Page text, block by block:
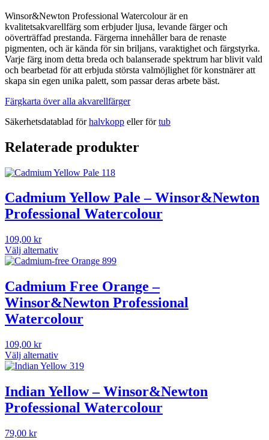
Winsor&Newton Professional Watercolour är en
kvalitetsakvarellfärg som erbjuder ljusa, levande färger och
oöverträffad prestanda. Färgerna innehåller bara de renaste
pigmenten, och är kända för sin briljans, varaktighet och färgstyrka.
Varje färg inom detta breda och balanserade spektrum har blivit vald
och bearbetad för att erbjuda största valmöjlighet för konstnärer att
skapa sin egen unika palett, som passar deras arbete bäst.
Färgkarta över alla akvarellfärger
Säkerhetsdatablad förhalvkopp eller förtub
Relaterade produkter
Cadmium Yellow Pale – Winsor&Newton
Professional Watercolour
109,00 kr
Välj alternativ
Den
produkten
har
flera
varianter.
De
alternativen
kan
väljas
produktsidan
Cadmium Free Orange –
Winsor&Newton Professional
Watercolour
109,00 kr
Välj alternativ
Den
produkten
har
flera
De
Indian Yellow – Winsor&Newton
Professional Watercolour
79,00 kr